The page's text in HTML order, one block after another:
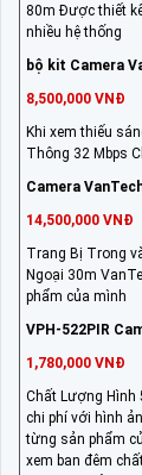
80m Được thiết
nhiều hệ thống
bộ kit Camera
8,500,000 VNĐ
Khi xem thiếu
Thông 32 Mbps
Camera
14,500,000 VNĐ
Trang Bị Trong
Ngoại 30m
phẩm của mình
VPH-522PIR
1,780,000 VNĐ
Chất Lượng Hình
chi phí với hình
từng sản phẩm
xem ban đêm